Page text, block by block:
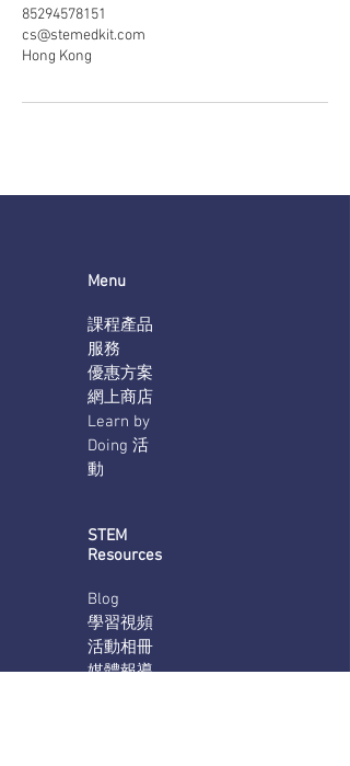
85294578151
cs@stemedkit.com
Hong Kong
Menu
課程產品
服務
優惠方案
網上商店
Learn by
Doing 活
動
STEM
Resources
Blog
學習視頻
活動相冊
媒體報導